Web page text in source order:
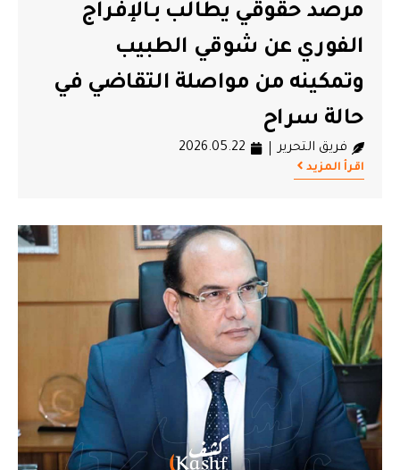
#محاكمات #مرصد الحرية لتونس
مرصد حقوقي يطالب بـالإفراج
الفوري عن شوقي الطبيب
وتمكينه من مواصلة التقاضي في
حالة سراح
فريق التحرير 2026.05.22
اقرأ المزيد